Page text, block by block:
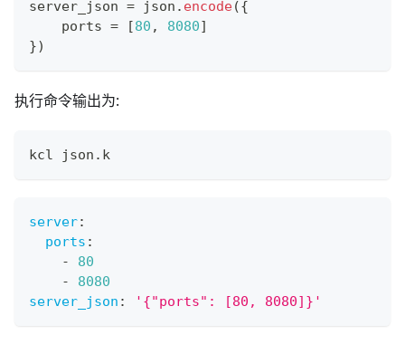
server_json = json . encode({
    ports
= [80 , 8080]
})
执行命令输出为:
kcl json.k
server:
ports :
-
80
-
8080
server_json : '{"ports": [80, 8080]}'